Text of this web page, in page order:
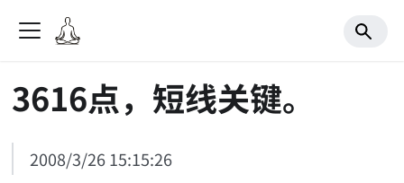
3616点，短线关键。
2008/3/26 15:15:26